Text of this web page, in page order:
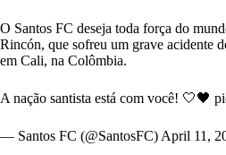
O Santos FC deseja toda força do
Rincón, que sofreu um grave acidente
em Cali, na Colômbia.
A nação santista está com você! 🤍🖤
— Santos FC (@SantosFC) April 11,